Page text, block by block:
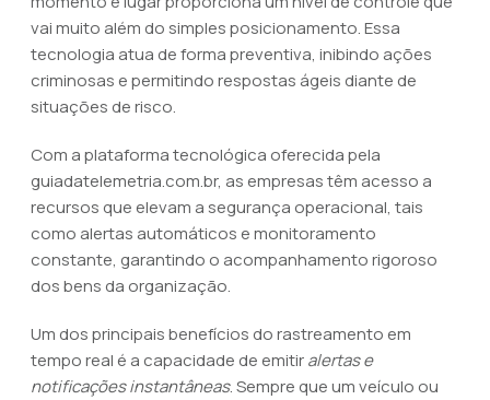
vai muito além do simples posicionamento. Essa
tecnologia atua de forma preventiva, inibindo ações
criminosas e permitindo respostas ágeis diante de
situações de risco.
Com a plataforma tecnológica oferecida pela
guiadatelemetria.com.br, as empresas têm acesso a
recursos que elevam a segurança operacional, tais
como alertas automáticos e monitoramento
constante, garantindo o acompanhamento rigoroso
dos bens da organização.
Um dos principais benefícios do rastreamento em
tempo real é a capacidade de emitiralertas e
notificações instantâneas. Sempre que um veículo ou